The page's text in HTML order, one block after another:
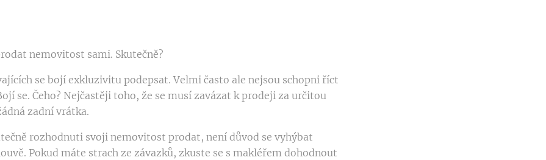
nemovitost sami. Skutečně?
se bojí exkluzivitu podepsat. Velmi často ale nejsou schopni říct
se. Čeho? Nejčastěji toho, že se musí zavázat k prodeji za určitou
zadní vrátka.
rozhodnuti svoji nemovitost prodat, není důvod se vyhýbat
Pokud máte strach ze závazků, zkuste se s makléřem dohodnout